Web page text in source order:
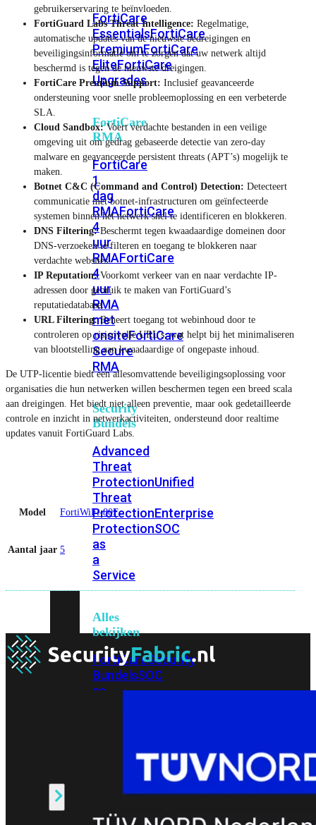
FortiCare
EssentialsFortiCare
PremiumFortiCare
EliteFortiCare
Upgrades
FortiCare
RMA
FortiCare
1
dag
RMAFortiCare
4
uur
RMAFortiCare
4
uur
RMA
met
onsiteFortiCare
Secure
RMA
Security
Bundels
Advanced
Threat
ProtectionUnified
Threat
ProtectionEnterprise
ProtectionSOC
as
a
Service
Alles
bekijken
FortiCareSecurity
BundelsSOC
as
gebruikerservaring te beïnvloeden.
FortiGuard Labs Threat Intelligence: Regelmatige,
automatische updates van de nieuwste bedreigingen en
beveiligingsinformatie om te zorgen dat uw netwerk altijd
beschermd is tegen de nieuwste dreigingen.
FortiCare Premium Support: Inclusief geavanceerde
ondersteuning voor snelle probleemoplossing en een verbeterde
SLA.
Cloud Sandbox:Voert verdachte bestanden in een veilige
omgeving uit om gedrag gebaseerde detectie van zero-day
malware en geavanceerde persistent threats (APT’s) mogelijk te
maken.
Botnet C&C (Command and Control) Detection: Detecteert
communicatie met botnet-infrastructuren om geïnfecteerde
systemen binnen het netwerk snel te identificeren en blokkeren.
DNS Filtering:Beschermt tegen kwaadaardige domeinen door
DNS-verzoeken te filteren en toegang te blokkeren naar
verdachte websites.
IP Reputation:Voorkomt verkeer van en naar verdachte IP-
adressen door gebruik te maken van FortiGuard’s
reputatiedatabase.
URL Filtering:Beheert toegang tot webinhoud door te
controleren op risicovolle URL’s, wat helpt bij het minimaliseren
van blootstelling aan kwaadaardige of ongepaste inhoud.
De UTP-licentie biedt een allesomvattende beveiligingsoplossing voor
organisaties die hun netwerken willen beschermen tegen een breed scala
aan dreigingen. Het biedt niet alleen preventie, maar ook gedetailleerde
controle en inzicht in netwerkactiviteiten, ondersteund door realtime
updates vanuit FortiGuard Labs.
Model FortiWiFi-80F
Aantal jaar 5